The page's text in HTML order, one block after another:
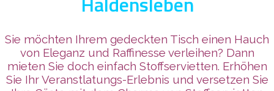
Sie möchten Ihrem gedeckten Tisch einen Hauch
von Eleganz und Raffinesse verleihen? Dann
mieten Sie doch einfach Stoffservietten. Erhöhen
Sie Ihr Veranstlatungs-Erlebnis und versetzen Sie